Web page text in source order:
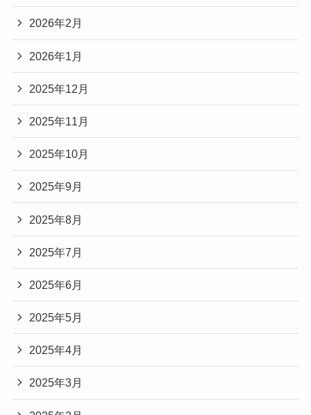
2026年2月
2026年1月
2025年12月
2025年11月
2025年10月
2025年9月
2025年8月
2025年7月
2025年6月
2025年5月
2025年4月
2025年3月